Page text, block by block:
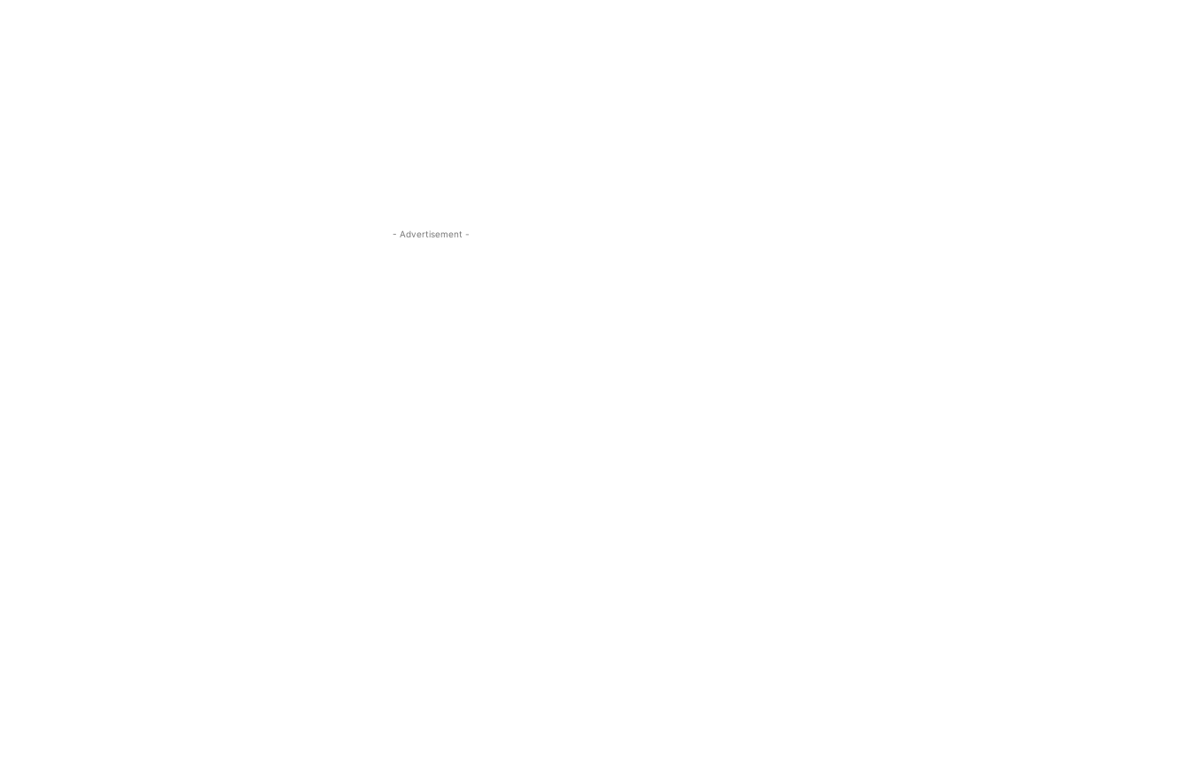
- Advertisement -